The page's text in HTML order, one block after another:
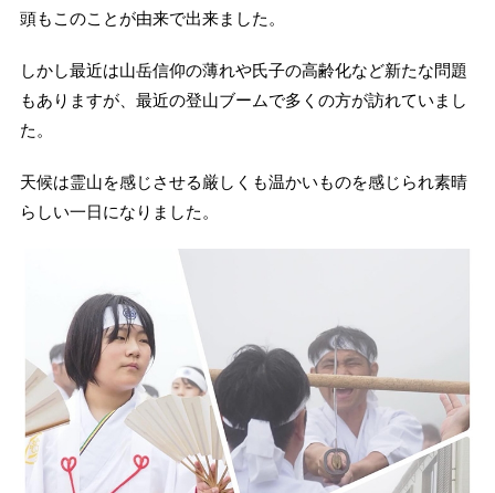
頭もこのことが由来で出来ました。
しかし最近は山岳信仰の薄れや氏子の高齢化など新たな問題
もありますが、最近の登山ブームで多くの方が訪れていまし
た。
天候は霊山を感じさせる厳しくも温かいものを感じられ素晴
らしい一日になりました。